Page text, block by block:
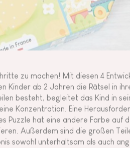
zu machen! Mit diesen 4
Kinder ab 2 Jahren die Rätsel in
besteht, begleitet das Kind in
Konzentration. Eine
Puzzle hat eine andere Farbe auf
Außerdem sind die großen
sowohl unterhaltsam als auch